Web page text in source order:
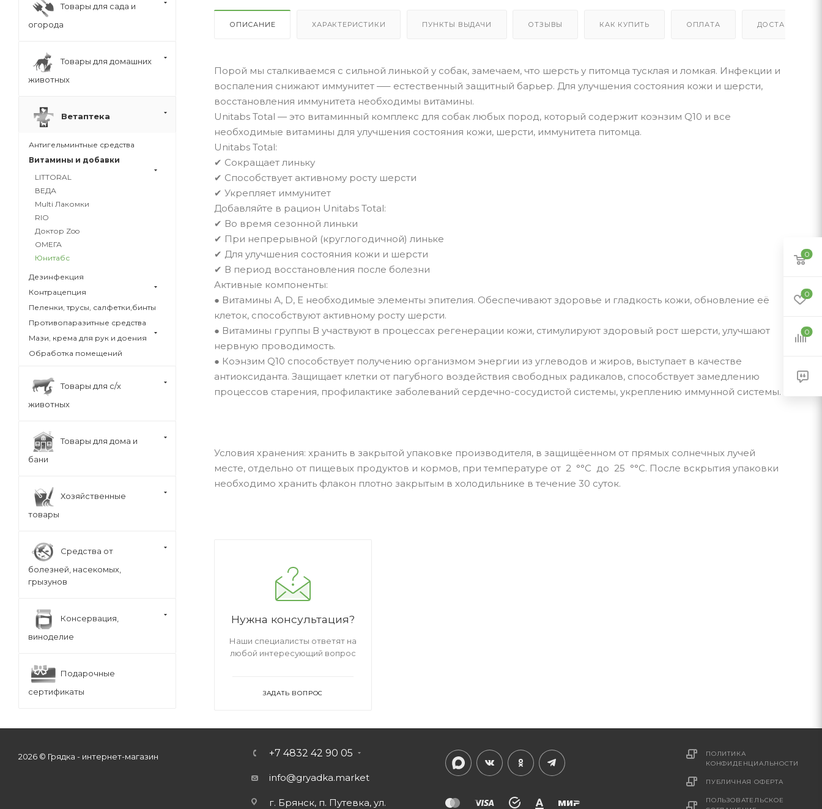
ОПИСАНИЕ ХАРАКТЕРИСТИКИ ПУНКТЫ ВЫДАЧИ ОТЗЫВЫ КАК КУПИТЬ ОПЛАТА ДОСТАВКА
Порой мы сталкиваемся с сильной линькой у собак, замечаем, что шерсть у питомца тусклая и ломкая. Инфекции и
воспаления снижают иммунитет —– естественный защитный барьер. Для улучшения состояния кожи и шерсти,
восстановления иммунитета необходимы витамины.
Unitabs Total — это витаминный комплекс для собак любых пород, который содержит коэнзим Q10 и все
необходимые витамины для улучшения состояния кожи, шерсти, иммунитета питомца.
Unitabs Total:
✔ Сокращает линьку
✔ Способствует активному росту шерсти
✔ Укрепляет иммунитет
Добавляйте в рацион Unitabs Total:
✔ Во время сезонной линьки
✔ При непрерывной (круглогодичной) линьке
✔ Для улучшения состояния кожи и шерсти
✔ В период восстановления после болезни
Активные компоненты:
● Витамины А, D, E необходимые элементы эпителия. Обеспечивают здоровье и гладкость кожи, обновление её
клеток, способствуют активному росту шерсти.
● Витамины группы В участвуют в процессах регенерации кожи, стимулируют здоровый рост шерсти, улучшают
нервную проводимость.
● Коэнзим Q10 способствует получению организмом энергии из углеводов и жиров, выступает в качестве
антиоксиданта. Защищает клетки от пагубного воздействия свободных радикалов, способствует замедлению
процессов старения, профилактике заболеваний сердечно-сосудистой системы, укреплению иммунной системы.
Условия хранения: хранить в закрытой упаковке производителя, в защищёенном от прямых солнечных лучей
месте, отдельно от пищевых продуктов и кормов, при температуре от 2 °°С до 25 °°С. После вскрытия упаковки
необходимо хранить флакон плотно закрытым в холодильнике в течение 30 суток.
Нужна консультация?
Наши специалисты ответят на
любой интересующий вопрос
ЗАДАТЬ ВОПРОС
Товары для сада и
огорода
Товары для домашних
животных
Ветаптека
Антигельминтные средства
Витамины и добавки
LITTORAL
ВЕДА
Multi Лакомки
RIO
Доктор Zoo
ОМЕГА
Юнитабс
Дезинфекция
Контрацепция
Пеленки, трусы, салфетки,бинты
Противопаразитные средства
Мази, крема для рук и доения
Обработка помещений
Товары для с/х
животных
Товары для дома и
бани
Хозяйственные
товары
Средства от
болезней, насекомых,
грызунов
Консервация,
виноделие
Подарочные
сертификаты
2026 © Грядка - интернет-магазин +7 4832 42 90 05
info@gryadka.market
г. Брянск, п. Путевка, ул.
ПОЛИТИКА
КОНФИДЕНЦИАЛЬНОСТИ
ПУБЛИЧНАЯ ОФЕРТА
ПОЛЬЗОВАТЕЛЬСКОЕ
0
0
0